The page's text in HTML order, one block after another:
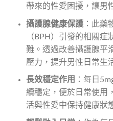
帶來的性愛困擾，讓男
攝護腺健康保護：此藥
（BPH）引發的相關症
難。透過改善攝護腺平
壓力，提升男性日常生
長效穩定作用
：每日
續穩定，便於日常使用
活與性愛中保持健康狀